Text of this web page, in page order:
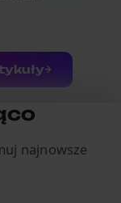
najnowsze